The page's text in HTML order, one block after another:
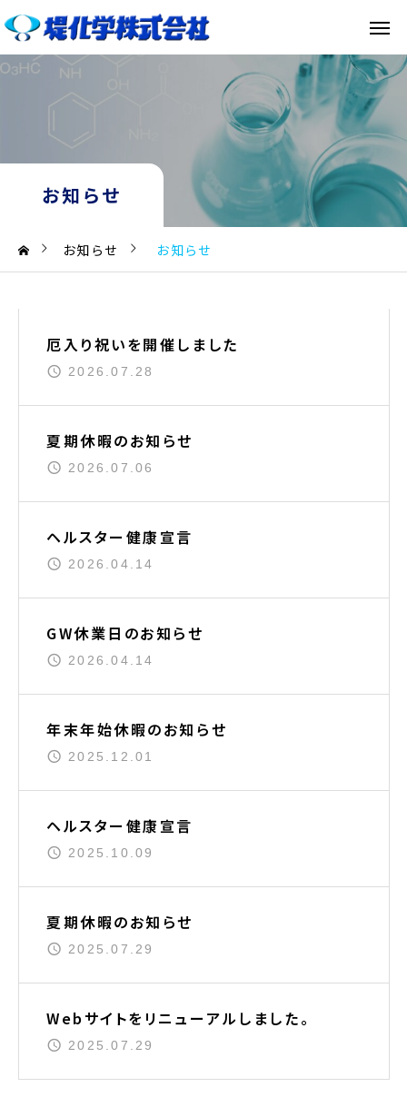
お知らせ
お知らせ お知らせ
厄入り祝いを開催しました
2026.07.28
夏期休暇のお知らせ
2026.07.06
ヘルスター健康宣言
2026.04.14
GW休業日のお知らせ
2026.04.14
年末年始休暇のお知らせ
2025.12.01
ヘルスター健康宣言
2025.10.09
夏期休暇のお知らせ
2025.07.29
Webサイトをリニューアルしました。
2025.07.29